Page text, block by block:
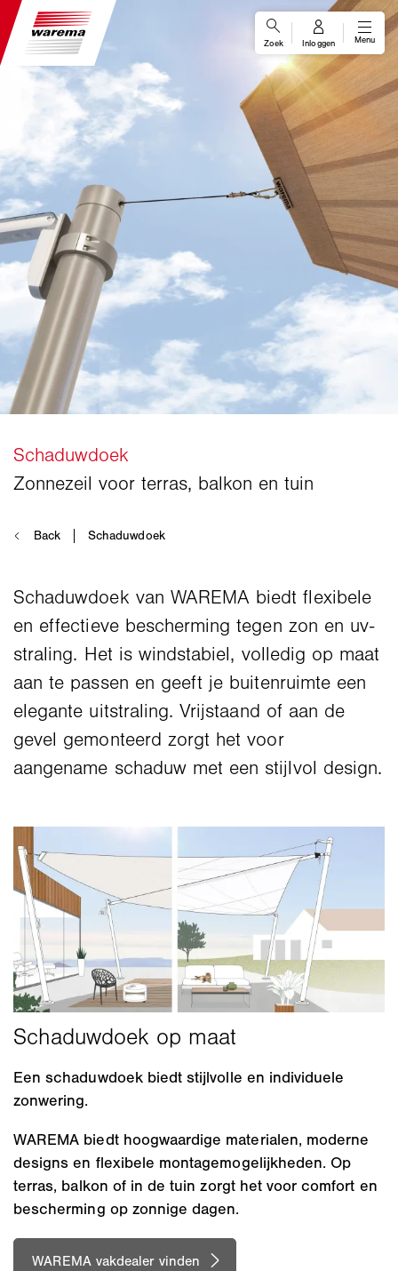
Schaduwdoek van WAREMA biedt flexibele
en effectieve bescherming tegen zon en uv-
straling. Het is windstabiel, volledig op maat
aan te passen en geeft je buitenruimte een
elegante uitstraling. Vrijstaand of aan de
gevel gemonteerd zorgt het voor
aangename schaduw met een stijlvol design.
Een schaduwdoek biedt stijlvolle en individuele
zonwering.
WAREMA biedt hoogwaardige materialen, moderne
designs en flexibele montagemogelijkheden. Op
terras, balkon of in de tuin zorgt het voor comfort en
bescherming op zonnige dagen.